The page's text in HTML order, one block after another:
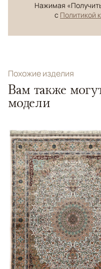
Нажимая
с Политикой
Похожие изделия
Вам также
модели